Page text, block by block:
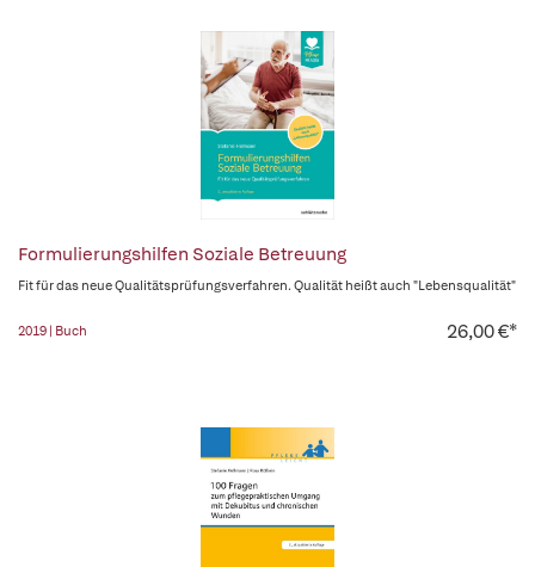
Formulierungshilfen Soziale Betreuung
Fit für das neue Qualitätsprüfungsverfahren. Qualität heißt auch "Lebensqualität"
2019 | Buch 26,00 €*